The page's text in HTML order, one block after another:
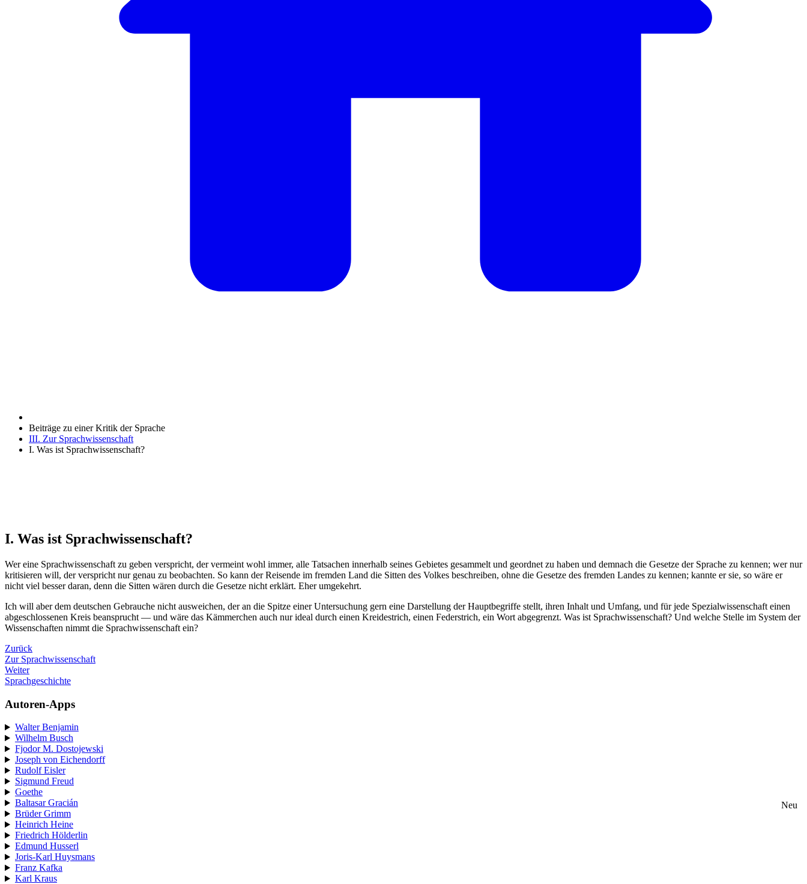
Beiträge zu einer Kritik der Sprache
III. Zur Sprachwissenschaft
I. Was ist Sprachwissenschaft?
I. Was ist Sprachwissenschaft?
Wer eine Sprachwissenschaft zu geben verspricht, der vermeint wohl immer, alle Tatsachen innerhalb seines Gebietes gesammelt und geordnet zu haben und demnach die Gesetze der Sprache zu kennen; wer nur
kritisieren will, der verspricht nur genau zu beobachten. So kann der Reisende im fremden Land die Sitten des Volkes beschreiben, ohne die Gesetze des fremden Landes zu kennen; kannte er sie, so wäre er
nicht viel besser daran, denn die Sitten wären durch die Gesetze nicht erklärt. Eher umgekehrt.
Ich will aber dem deutschen Gebrauche nicht ausweichen, der an die Spitze einer Untersuchung gern eine Darstellung der Hauptbegriffe stellt, ihren Inhalt und Umfang, und für jede Spezialwissenschaft einen
abgeschlossenen Kreis beansprucht — und wäre das Kämmerchen auch nur ideal durch einen Kreidestrich, einen Federstrich, ein Wort abgegrenzt. Was ist Sprachwissenschaft? Und welche Stelle im System der
Wissenschaften nimmt die Sprachwissenschaft ein?
Zurück
Zur Sprachwissenschaft
Weiter
Sprachgeschichte
Autoren-Apps
Walter Benjamin
Wilhelm Busch
Fjodor M. Dostojewski
Joseph von Eichendorff
Rudolf Eisler
Sigmund Freud
Goethe
Baltasar Gracián
Neu
Brüder Grimm
Heinrich Heine
Friedrich Hölderlin
Edmund Husserl
Joris-Karl Huysmans
Franz Kafka
Karl Kraus